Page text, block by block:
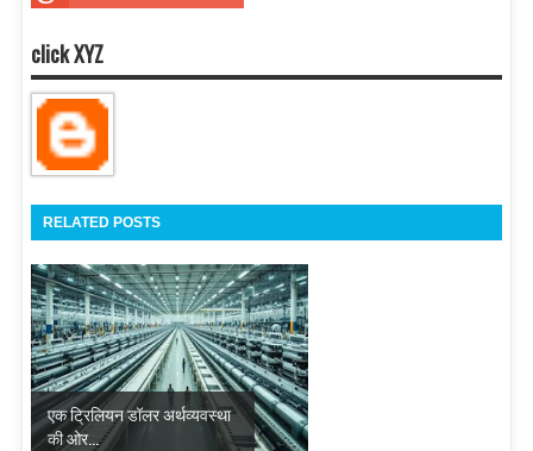
click XYZ
RELATED POSTS
एक ट्रिलियन डॉलर अर्थव्यवस्था
की ओर...